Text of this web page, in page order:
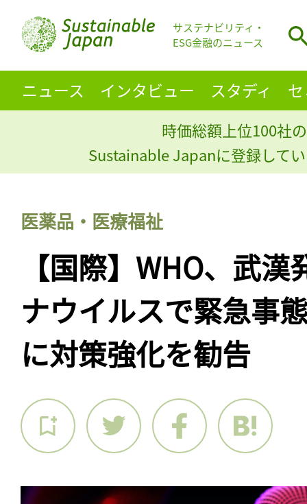
サステナビリティ・
ESG金融のニュース
ニュース インタビュー スタディ
時価総額上位100社
Sustainable Japanに登録して
医薬品・医療福祉
【国際】WHO、武
ナウイルスで緊急事
に対策強化を勧告